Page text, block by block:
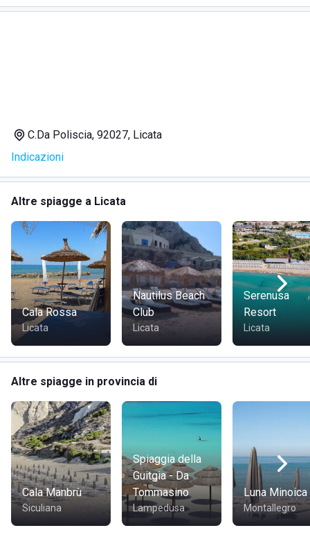
A disposizione dei clienti ci sono cabine dove è possibile
comodamente con la sedia a rotelle.
C.Da Poliscia, 92027, Licata
Indicazioni
Altre spiagge a Licata
Cala Rossa
Licata
Nautilus Beach
Club
Licata
Serenusa
Resort
Licata
Altre spiagge in provincia di
Cala Manbrù
Siculiana
Spiaggia della
Guitgia - Da
Tommasino
Lampedusa
Luna Minoica
Montallegro